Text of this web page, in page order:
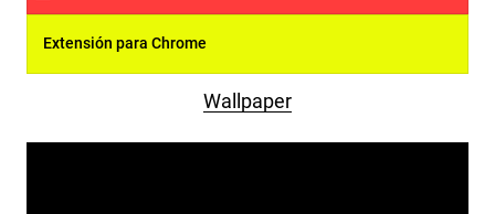
Extensión para Chrome
Wallpaper